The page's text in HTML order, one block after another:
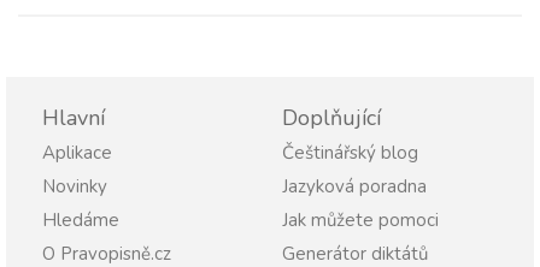
Hlavní
Aplikace
Novinky
Hledáme
O Pravopisně.cz
Doplňující
Češtinářský blog
Jazyková poradna
Jak můžete pomoci
Generátor diktátů